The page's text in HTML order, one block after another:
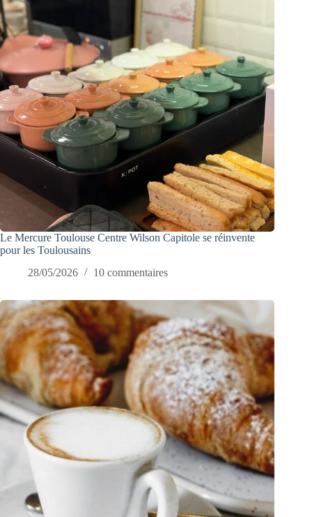
Le Mercure Toulouse Centre Wilson Capitole se réinvente
pour les Toulousains
28/05/2026
10 commentaires